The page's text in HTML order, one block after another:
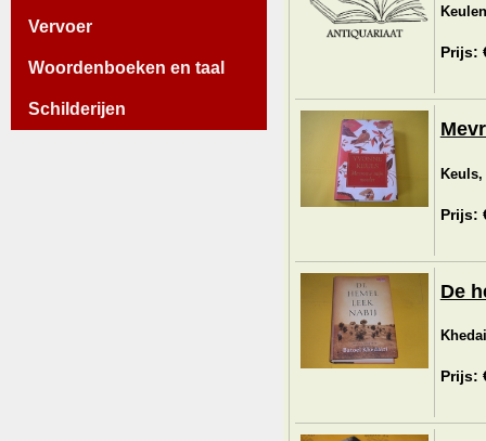
Vervoer
Woordenboeken en taal
Schilderijen
Prijs:
Keuls,
Prijs:
De
Prijs: